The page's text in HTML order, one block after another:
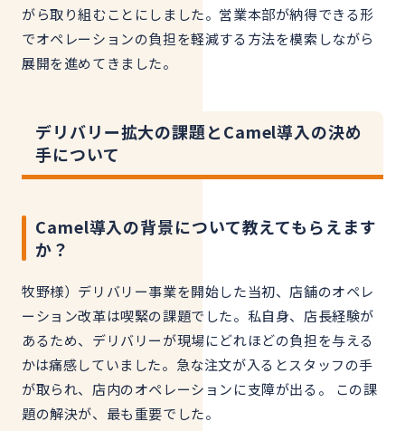
がら取り組むことにしました。営業本部が納得できる形
でオペレーションの負担を軽減する方法を模索しながら
展開を進めてきました。
デリバリー拡大の課題とCamel導入の決め
手について
Camel導入の背景について教えてもらえます
か？
牧野様）デリバリー事業を開始した当初、店舗のオペレ
ーション改革は喫緊の課題でした。私自身、店長経験が
あるため、デリバリーが現場にどれほどの負担を与える
かは痛感していました。急な注文が入るとスタッフの手
が取られ、店内のオペレーションに支障が出る。 この課
題の解決が、最も重要でした。